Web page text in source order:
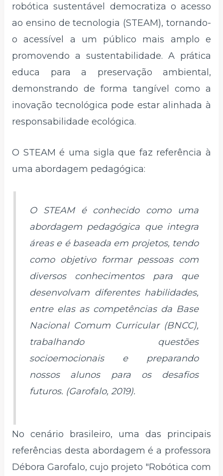
robótica sustentável democratiza o acesso
ao ensino de tecnologia (STEAM), tornando-
o acessível a um público mais amplo e
promovendo a sustentabilidade. A prática
educa para a preservação ambiental,
demonstrando de forma tangível como a
inovação tecnológica pode estar alinhada à
responsabilidade ecológica.
O STEAM é uma sigla que faz referência à
uma abordagem pedagógica:
O STEAM é conhecido como uma
abordagem pedagógica que integra
áreas e é baseada em projetos, tendo
como objetivo formar pessoas com
diversos conhecimentos para que
desenvolvam diferentes habilidades,
entre elas as competências da Base
Nacional Comum Curricular (BNCC),
trabalhando questões
socioemocionais e preparando
nossos alunos para os desafios
futuros. (Garofalo, 2019).
No cenário brasileiro, uma das principais
referências desta abordagem é a professora
Débora Garofalo, cujo projeto "Robótica com